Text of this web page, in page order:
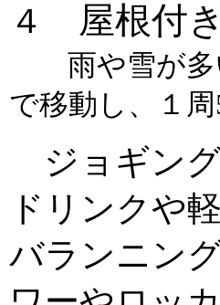
４ 屋根付
雨や雪が多
で移動し、１
ジョギング
ドリンクや
バランニン